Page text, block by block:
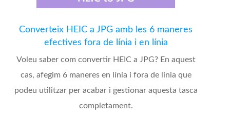
Converteix HEIC a JPG amb les 6 maneres
efectives fora de línia i en línia
Voleu saber com convertir HEIC a JPG? En aquest
cas, afegim 6 maneres en línia i fora de línia que
podeu utilitzar per acabar i gestionar aquesta tasca
completament.